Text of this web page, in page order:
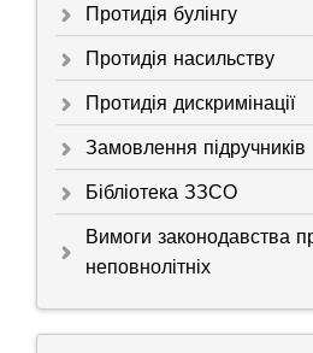
Протидія булінгу
Протидія насильству
Протидія дискримінації
Замовлення підручників
Бібліотека ЗЗСО
Вимоги законодавства
неповнолітніх